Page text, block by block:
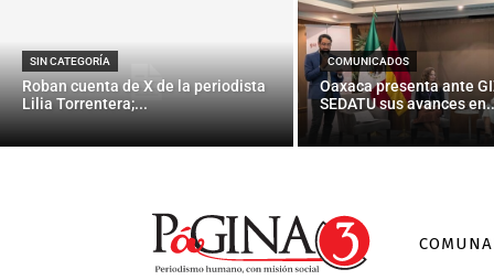
SIN CATEGORÍA
Roban cuenta de X de la periodista
Lilia Torrentera;...
COMUNICADOS
Oaxaca presenta ante
SEDATU sus avances
Sin